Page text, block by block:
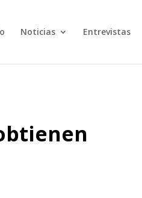
Noticias Entrevistas